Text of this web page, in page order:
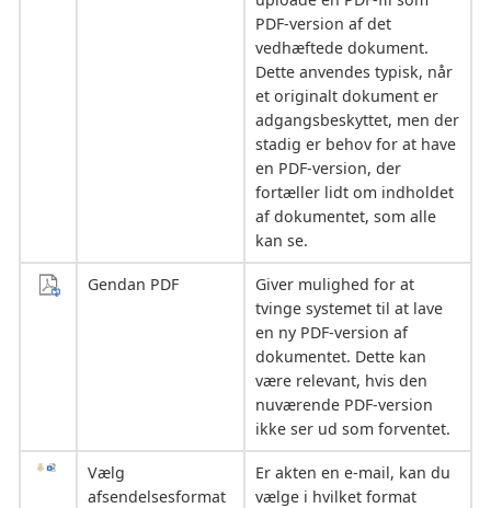
PDF-version af det
vedhæftede dokument.
Dette anvendes typisk, når
et originalt dokument er
adgangsbeskyttet, men der
stadig er behov for at have
en PDF-version, der
fortæller lidt om indholdet
af dokumentet, som alle
kan se.
Gendan PDF
Giver mulighed for at
tvinge systemet til at lave
en ny PDF-version af
dokumentet. Dette kan
være relevant, hvis den
nuværende PDF-version
ikke ser ud som forventet.
Vælg
afsendelsesformat
Er akten en e-mail, kan du
vælge i hvilket format